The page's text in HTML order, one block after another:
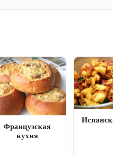
Французская
кухня